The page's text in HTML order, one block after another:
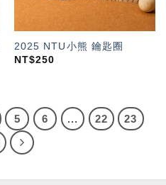
2025 NTU小熊 鑰匙圈
NT$250
5 6 ... 22
23